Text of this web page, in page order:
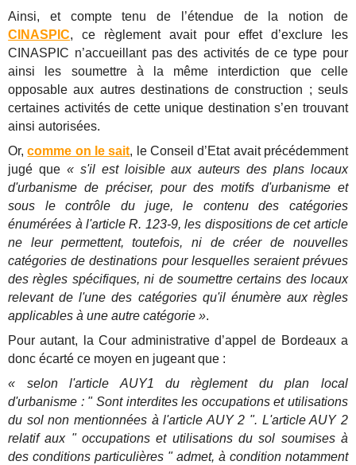
Ainsi, et compte tenu de l’étendue de la notion de
CINASPIC, ce règlement avait pour effet d’exclure les
CINASPIC n’accueillant pas des activités de ce type pour
ainsi les soumettre à la même interdiction que celle
opposable aux autres destinations de construction ; seuls
certaines activités de cette unique destination s’en trouvant
ainsi autorisées.
Or,comme on le sait, le Conseil d’Etat avait précédemment
jugé que « s'il est loisible aux auteurs des plans locaux
d'urbanisme de préciser, pour des motifs d'urbanisme et
sous le contrôle du juge, le contenu des catégories
énumérées à l'article R. 123-9, les dispositions de cet article
ne leur permettent, toutefois, ni de créer de nouvelles
catégories de destinations pour lesquelles seraient prévues
des règles spécifiques, ni de soumettre certains des locaux
relevant de l'une des catégories qu'il énumère aux règles
applicables à une autre catégorie ».
Pour autant, la Cour administrative d’appel de Bordeaux a
donc écarté ce moyen en jugeant que :
« selon l'article AUY1 du règlement du plan local
d'urbanisme : " Sont interdites les occupations et utilisations
du sol non mentionnées à l'article AUY 2 ". L'article AUY 2
relatif aux " occupations et utilisations du sol soumises à
des conditions particulières " admet, à condition notamment